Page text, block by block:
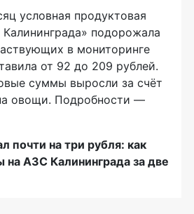
условная продуктовая
подорожала
в мониторинге
от 92 до 209 рублей.
суммы выросли за счёт
овощи. Подробности —
почти на три рубля: как
на АЗС Калининграда за две